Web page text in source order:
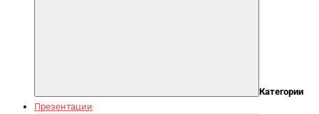
Категории
Презентации